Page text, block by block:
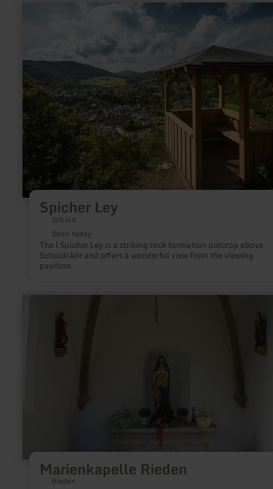
Spicher Ley
Schuld
Open today
The | Spicher Ley is a striking rock formation outcrop above
Schuld/Ahr and offers a wonderful view from the viewing
pavilion
Marienkapelle Rieden
Rieden